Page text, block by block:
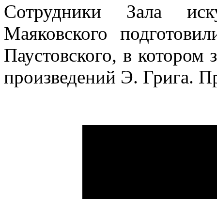
Сотрудники Зала
Маяковского
Паустовского, в
произведений Э. Грига.